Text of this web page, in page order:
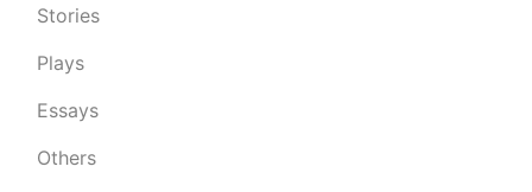
Stories
Plays
Essays
Others